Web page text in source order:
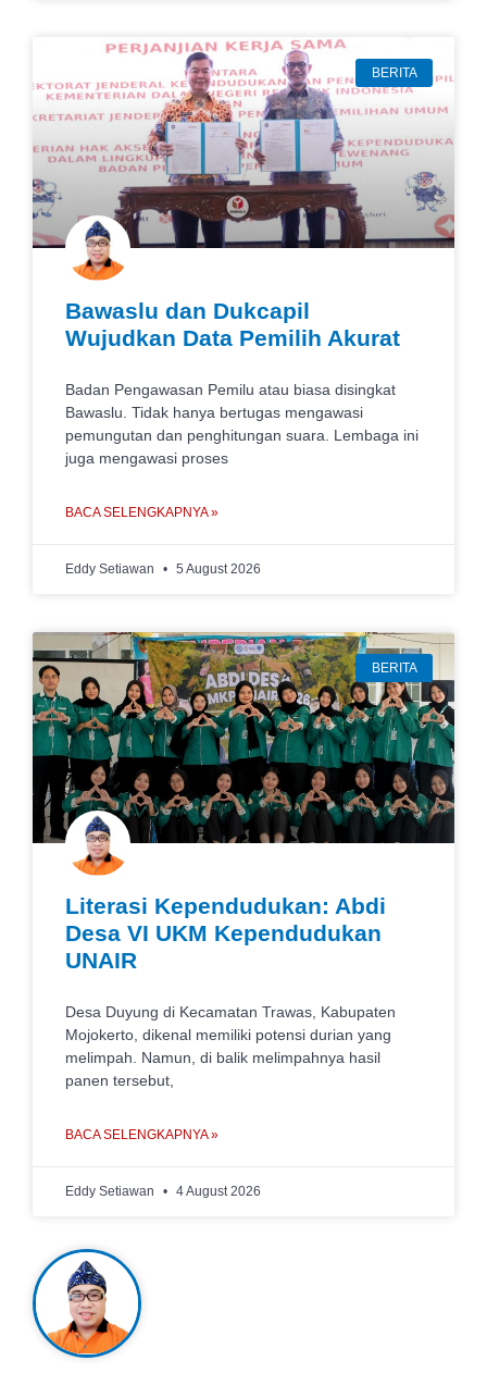
BERITA
Bawaslu dan Dukcapil
Wujudkan Data Pemilih Akurat
Badan Pengawasan Pemilu atau biasa disingkat
Bawaslu. Tidak hanya bertugas mengawasi
pemungutan dan penghitungan suara. Lembaga ini
juga mengawasi proses
BACA SELENGKAPNYA »
Eddy Setiawan 5 August 2026
BERITA
Literasi Kependudukan: Abdi
Desa VI UKM Kependudukan
UNAIR
Desa Duyung di Kecamatan Trawas, Kabupaten
Mojokerto, dikenal memiliki potensi durian yang
melimpah. Namun, di balik melimpahnya hasil
panen tersebut,
BACA SELENGKAPNYA »
Eddy Setiawan 4 August 2026